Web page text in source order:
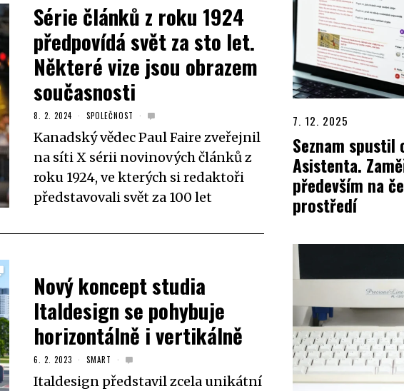
Série článků z roku 1924
předpovídá svět za sto let.
Některé vize jsou obrazem
současnosti
8. 2. 2024 SPOLEČNOST
Kanadský vědec Paul Faire zveřejnil
na síti X sérii novinových článků z
roku 1924, ve kterých si redaktoři
představovali svět za 100 let
Nový koncept studia
Italdesign se pohybuje
horizontálně i vertikálně
6. 2. 2023 SMART
Italdesign představil zcela unikátní
7. 12. 2025
Seznam spustil
Asistenta.
především na
prostředí